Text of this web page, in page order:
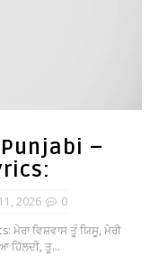
–
2026
0
ਮੇਰਾ ਵਿਸ਼ਵਾਸ ਤੂੰ ਯਿਸੂ, ਮੇਰੀ
ਹਿੱਲਦੀ, ਤੂ...